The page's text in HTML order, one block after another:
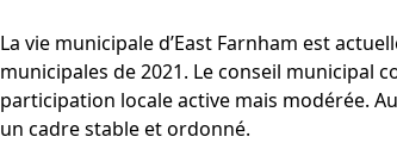
La vie municipale d’East Farnham est
municipales de 2021. Le conseil municipal
participation locale active mais modérée.
un cadre stable et ordonné.